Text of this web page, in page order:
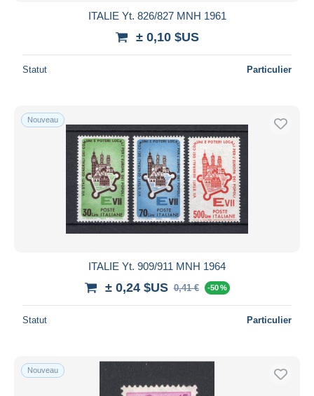
Uniquement en réduction
Livraison gratuite
Méthodes de paiement
PayPal
Virement bancaire
Visa
Bancontact
iDeal
Tout désélectionner
Monde entier
ITALIE Yt. 826/827 MNH 1961
± 0,10 $US
Statut Particulier
Nouveau
ITALIE Yt. 909/911 MNH 1964
± 0,24 $US 0,41 € -50 %
Statut Particulier
Nouveau